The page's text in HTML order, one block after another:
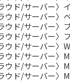
ウド/サーバー〉
ウド/サーバー〉
ウド/サーバー〉
ウド/サーバー〉
ウド/サーバー
ウド/サーバー〉
ウド/サーバー
ウド/サーバー